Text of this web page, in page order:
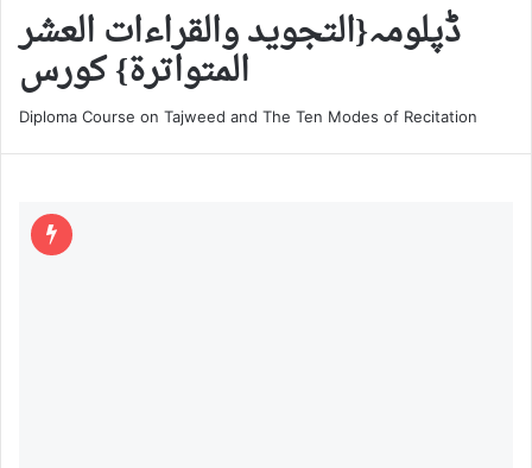
ڈپلومہ{التجوید والقراءات العشر
المتواترۃ} کورس
Diploma Course on Tajweed and The Ten Modes of Recitation